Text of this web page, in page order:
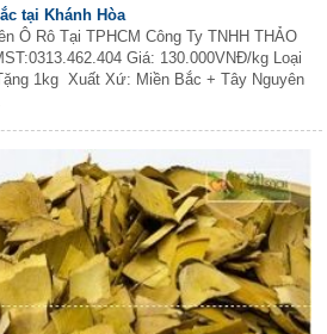
tại Khánh Hòa
Ô Rô Tại TPHCM Công Ty TNHH THẢO
Giá: 130.000VNĐ/kg Loại
1kg Xuất Xứ: Miền Bắc + Tây Nguyên